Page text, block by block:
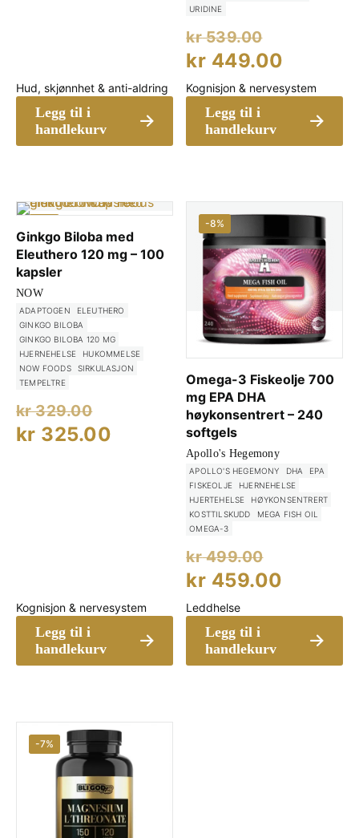
Legg til i
handlekurv
Hud, skjønnhet & anti-aldring
URIDINE
kr539.00
pris
var:
kr 449.00
pris
kr
Legg til i
handlekurv
Kognisjon & nervesystem
Ginkgo Biloba med
Eleuthero 120 mg – 100
kapsler
NOW
ADAPTOGEN
ELEUTHERO
GINKGO BILOBA
GINKGO BILOBA 120 MG
HJERNEHELSE
HUKOMMELSE
NOW FOODS
SIRKULASJON
TEMPELTRE
kr329.00
Opprinnelig
pris
kr 329.00.
kr 325.00 Nåværende
kr 325.00.
Legg til i
handlekurv
Kognisjon & nervesystem
-8%
Omega-3 Fiskeolje 700
mg EPA DHA
høykonsentrert – 240
softgels
Apollo's Hegemony
APOLLO'S HEGEMONY DHA
EPA
FISKEOLJE
HJERNEHELSE
HJERTEHELSE
HØYKONSENTRERT
KOSTTILSKUDD
MEGA FISH OIL
OMEGA-3
kr499.00
pris
kr 459.00
kr
Legg til i
handlekurv
Leddhelse
-7%